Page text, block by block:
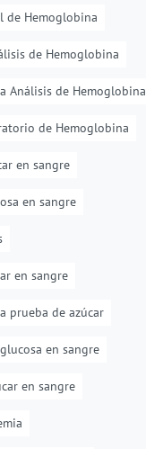
de Hemoglobina
de Hemoglobina
Análisis de Hemoglobina
de Hemoglobina
en sangre
en sangre
en sangre
prueba de azúcar
en sangre
en sangre